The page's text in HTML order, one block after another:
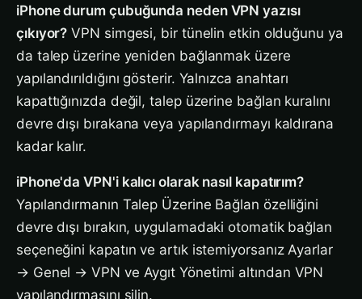
iPhone durum çubuğunda neden VPN yazısı
çıkıyor? VPN simgesi, bir tünelin etkin olduğunu ya
da talep üzerine yeniden bağlanmak üzere
yapılandırıldığını gösterir. Yalnızca anahtarı
kapattığınızda değil, talep üzerine bağlan kuralını
devre dışı bırakana veya yapılandırmayı kaldırana
kadar kalır.
iPhone'da VPN'i kalıcı olarak nasıl kapatırım?
Yapılandırmanın Talep Üzerine Bağlan özelliğini
devre dışı bırakın, uygulamadaki otomatik bağlan
seçeneğini kapatın ve artık istemiyorsanız Ayarlar
→ Genel → VPN ve Aygıt Yönetimi altından VPN
yapılandırmasını silin.